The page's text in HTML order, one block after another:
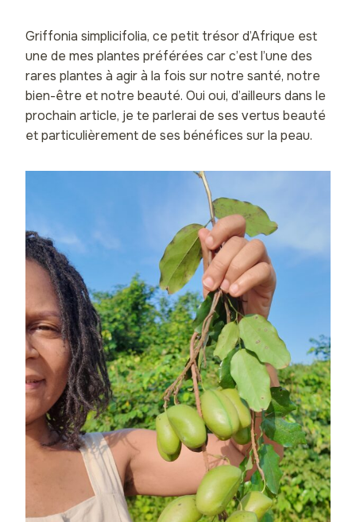
Griffonia simplicifolia, ce petit trésor d’Afrique est
une de mes plantes préférées car c’est l’une des
rares plantes à agir à la fois sur notre santé, notre
bien-être et notre beauté. Oui oui, d’ailleurs dans le
prochain article, je te parlerai de ses vertus beauté
et particulièrement de ses bénéfices sur la peau.